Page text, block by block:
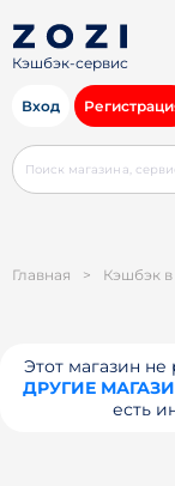
Кэшбэк-сервис
Вход
Главная > Кэшбэк в
Этот магазин
ДРУГИЕ
есть